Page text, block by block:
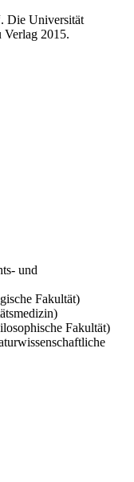
Die Universität
2015.
und
Fakultät)
Fakultät)